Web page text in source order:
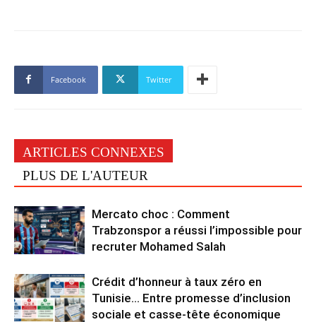
Facebook Twitter
ARTICLES CONNEXES
PLUS DE L'AUTEUR
Mercato choc : Comment
Trabzonspor a réussi l’impossible pour
recruter Mohamed Salah
Crédit d’honneur à taux zéro en
Tunisie… Entre promesse d’inclusion
sociale et casse-tête économique